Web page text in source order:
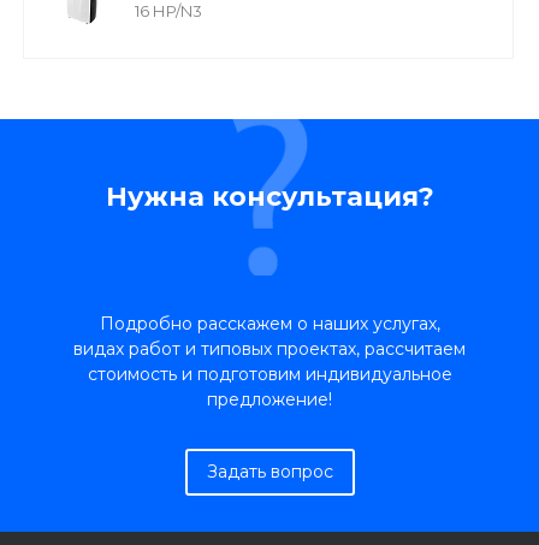
16 НP/N3
Нужна консультация?
Подробно расскажем о наших услугах,
видах работ и типовых проектах, рассчитаем
стоимость и подготовим индивидуальное
предложение!
Задать вопрос